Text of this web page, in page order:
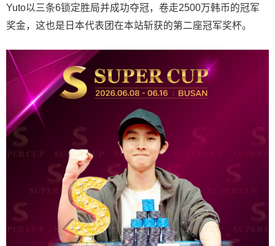
Yuto以三条6锁定胜局并成功夺冠，卷走2500万韩币的冠军
奖金，这也是日本代表团在本站斩获的第二座冠军奖杯。